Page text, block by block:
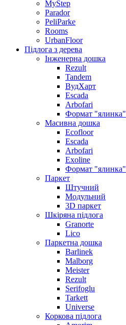
MyStep
Parador
PeliParke
Rooms
UrbanFloor
Підлога з дерева
Інженерна дошка
Rezult
Tandem
ВудХарт
Escada
Arbofari
Формат "ялинка"
Масивна дошка
Ecofloor
Escada
Arbofari
Exoline
Формат "ялинка"
Паркет
Штучний
Модульний
3D паркет
Шкіряна підлога
Granorte
Lico
Паркетна дошка
Barlinek
Malborg
Meister
Rezult
Serifoglu
Tarkett
Universe
Коркова підлога